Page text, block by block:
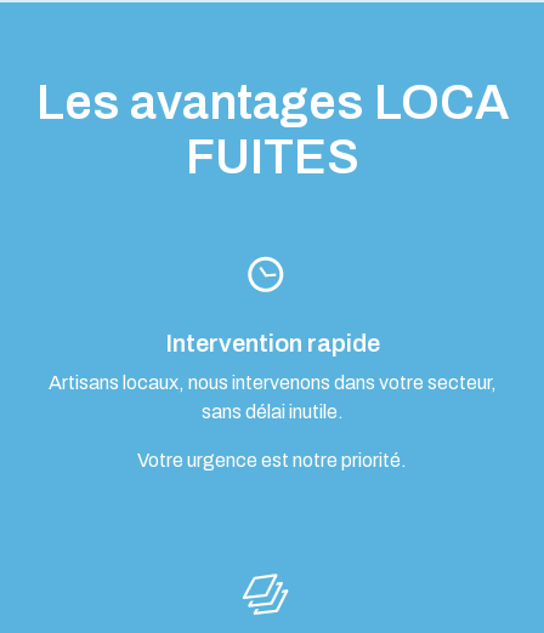
Les avantages LOCA
FUITES
Intervention rapide
Artisans locaux, nous intervenons dans votre secteur,
sans délai inutile.
Votre urgence est notre priorité.